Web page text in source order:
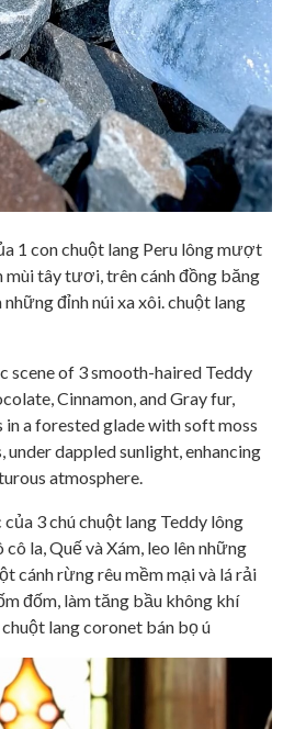
1 con chuột lang Peru lông mượt
mùi tây tươi, trên cánh đồng băng
đỉnh núi xa xôi. chuột lang
3 chú chuột lang Teddy lông
la, Quế và Xám, leo lên những
cánh rừng rêu mềm mại và lá rải
đốm, làm tăng bầu không khí
lang coronet bán bọ ú